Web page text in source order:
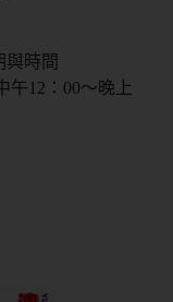
與時間
午12：00～晚上